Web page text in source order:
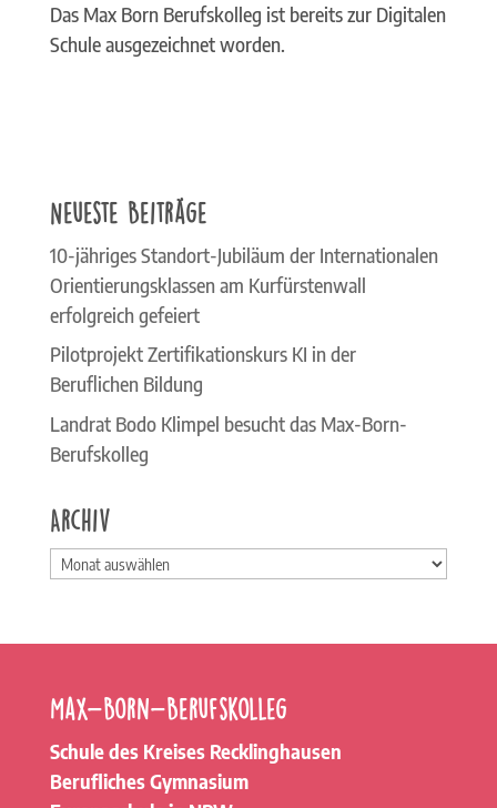
Das Max Born Berufskolleg ist bereits zur Digitalen
Schule ausgezeichnet worden.
Neueste Beiträge
10-jähriges Standort-Jubiläum der Internationalen
Orientierungsklassen am Kurfürstenwall
erfolgreich gefeiert
Pilotprojekt Zertifikationskurs KI in der
Beruflichen Bildung
Landrat Bodo Klimpel besucht das Max-Born-
Berufskolleg
Archiv
Archiv
Max-Born-Berufskolleg
Schule des Kreises Recklinghausen
Berufliches Gymnasium